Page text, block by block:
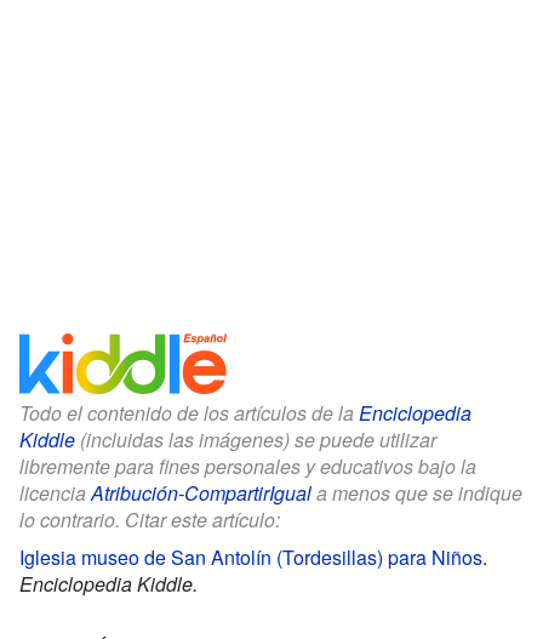
Todo el contenido de los artículos de la Enciclopedia
Kiddle (incluidas las imágenes) se puede utilizar
libremente para fines personales y educativos bajo la
licencia Atribución-CompartirIguala menos que se indique
lo contrario. Citar este artículo:
Iglesia museo de San Antolín (Tordesillas) para Niños.
Enciclopedia Kiddle.